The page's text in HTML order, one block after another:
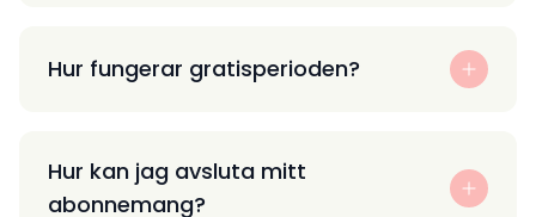
Hur fungerar gratisperioden?
Hur kan jag avsluta mitt
abonnemang?